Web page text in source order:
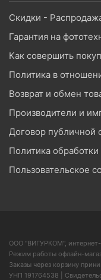
Скидки -
Гарантия на
Как совершить
Политика в
Возврат и обмен
Производители и
Договор публичной
Политика
Пользовательское
ООО "ВИГУРКОМ",
Режим работы офлайн-
Заказы через корзину
УНП 191764538 |